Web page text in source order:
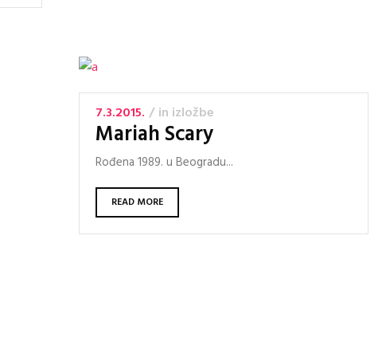
7.3.2015. in izložbe
Mariah Scary
Rođena 1989. u Beogradu...
READ MORE